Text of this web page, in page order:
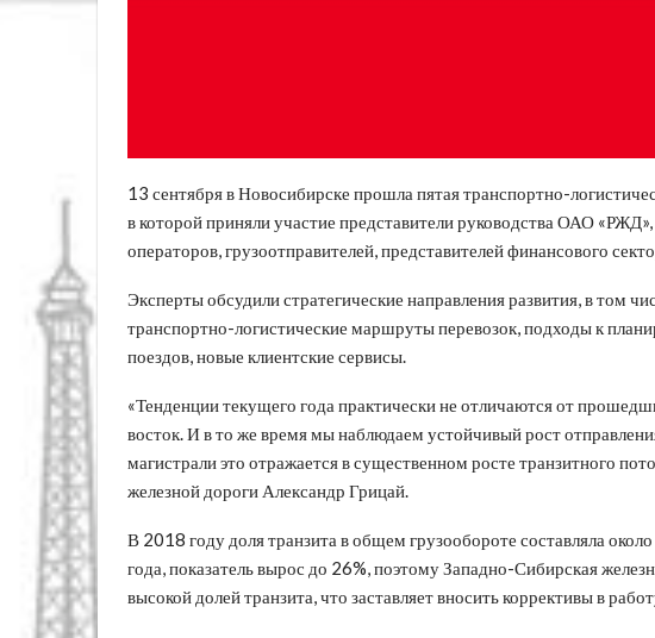
13 сентября в Новосибирске прошла пятая транспортно-
в которой приняли участие представители руководства ОАО
операторов, грузоотправителей, представителей финансового
Эксперты обсудили стратегические направления развития, в том
транспортно-логистические маршруты перевозок, подходы к
поездов, новые клиентские сервисы.
«Тенденции текущего года практически не отличаются от
восток. И в то же время мы наблюдаем устойчивый рост
магистрали это отражается в существенном росте транзитного
железной дороги Александр Грицай.
В 2018 году доля транзита в общем грузообороте составляла
года, показатель вырос до 26%, поэтому Западно-Сибирская
высокой долей транзита, что заставляет вносить коррективы в